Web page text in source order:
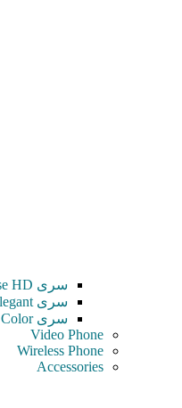
سری Enterprise HD
سری Ultra-elegant
سری Gigabit Color
Video Phone
Wireless Phone
Accessories